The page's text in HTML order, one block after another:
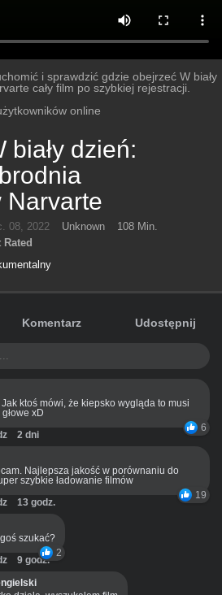
i sprawdzić gdzie obejrzeć W biały
cały film po szybkiej rejestracji.
online
biały dzień:
Narvarte
08, 2022 Unknown
108 Min.
Rated
Komentarz Udostępnij
ktoś mówi, że kiepsko wygląda to musi
xD
6
2 dni
Najlepsza jakość w porównaniu do
szybkie ładowanie filmów
19
13 godz.
szukać?
2
9 godz.